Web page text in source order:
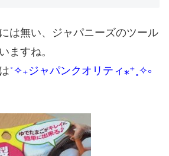
は無い、ジャパニーズのツール
ますね。
˚✧₊ジャパンクオリティ⁎⁺˳✧༚